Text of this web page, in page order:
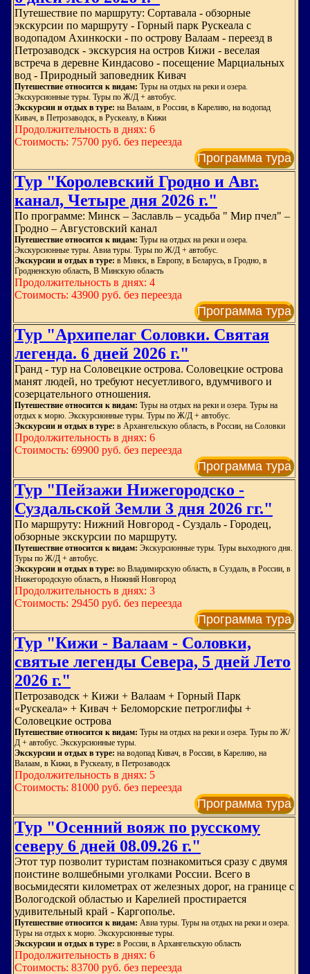
Путешествие по маршруту: Сортавала - обзорные
экскурсии по маршруту - Горный парк Рускеала с
водопадом Ахинкоски - по острову Валаам - переезд в
Петрозаводск - экскурсия на остров Кижи - веселая
встреча в деревне Киндасово - посещение Марциальных
вод - Природный заповедник Кивач
Путешествие относится к видам: Туры на отдых на реки и озера.
Экскурсионные туры. Туры по Ж/Д + автобус.
Экскурсии и отдых в туре: на Валаам, в России, в Карелию, на водопад
Кивач, в Петрозаводск, в Рускеалу, в Кижи
Продолжительность в днях: 6
Стоимость: 75700 руб. без переезда
Программа тура
Тур "Королевский Гродно и Авг.
канал, Четыре дня 2026 г."
По программе: Минск – Заславль – усадьба " Мир пчел" –
Гродно – Августовский канал
Путешествие относится к видам: Туры на отдых на реки и озера.
Экскурсионные туры. Авиа туры. Туры по Ж/Д + автобус.
Экскурсии и отдых в туре: в Минск, в Европу, в Беларусь, в Гродно, в
Гродненскую область, В Минскую область
Продолжительность в днях: 4
Стоимость: 43900 руб. без переезда
Программа тура
Тур "Архипелаг Соловки. Святая
легенда. 6 дней 2026 г."
Гранд - тур на Соловецкие острова. Соловецкие острова
манят людей, но требуют несуетливого, вдумчивого и
созерцательного отношения.
Путешествие относится к видам: Туры на отдых на реки и озера. Туры на
отдых к морю. Экскурсионные туры. Туры по Ж/Д + автобус.
Экскурсии и отдых в туре: в Архангельскую область, в России, на Соловки
Продолжительность в днях: 6
Стоимость: 69900 руб. без переезда
Программа тура
Тур "Пейзажи Нижегородско -
Суздальской Земли 3 дня 2026 гг."
По маршруту: Нижний Новгород - Суздаль - Городец,
обзорные экскурсии по маршруту.
Путешествие относится к видам: Экскурсионные туры. Туры выходного дня.
Туры по Ж/Д + автобус.
Экскурсии и отдых в туре: во Владимирскую область, в Суздаль, в России, в
Нижегородскую область, в Нижний Новгород
Продолжительность в днях: 3
Стоимость: 29450 руб. без переезда
Программа тура
Тур "Кижи - Валаам - Соловки,
святые легенды Севера, 5 дней Лето
2026 г."
Петрозаводск + Кижи + Валаам + Горный Парк
«Рускеала» + Кивач + Беломорские петроглифы +
Соловецкие острова
Путешествие относится к видам: Туры на отдых на реки и озера. Туры по Ж/
Д + автобус. Экскурсионные туры.
Экскурсии и отдых в туре: на водопад Кивач, в России, в Карелию, на
Валаам, в Кижи, в Рускеалу, в Петрозаводск
Продолжительность в днях: 5
Стоимость: 81000 руб. без переезда
Программа тура
Тур "Осенний вояж по русскому
северу 6 дней 08.09.26 г."
Этот тур позволит туристам познакомиться сразу с двумя
поистине волшебными уголками России. Всего в
восьмидесяти километрах от железных дорог, на границе с
Вологодской областью и Карелией простирается
удивительный край - Каргополье.
Путешествие относится к видам: Авиа туры. Туры на отдых на реки и озера.
Туры на отдых к морю. Экскурсионные туры.
Экскурсии и отдых в туре: в России, в Архангельскую область
Продолжительность в днях: 6
Стоимость: 83700 руб. без переезда